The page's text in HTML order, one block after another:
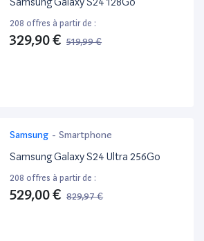
208 offres à partir de :
329,90 € 519,99 €
Samsung - Smartphone
Samsung Galaxy S24 Ultra 256Go
208 offres à partir de :
529,00 € 829,97 €